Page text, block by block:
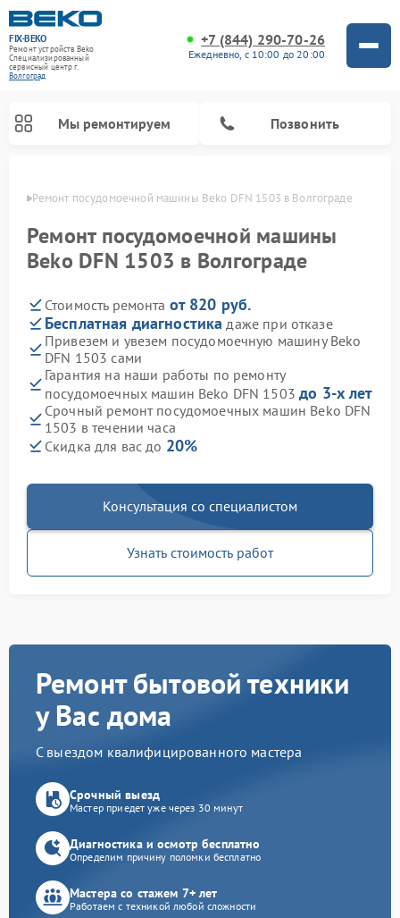
FIX-BEKO
Ремонт устройств Beko
Специализированный
cервисный центр г.
Волгоград
+7 (844) 290-70-26
Ежедневно, с 10:00 до 20:00
Мы ремонтируем Позвонить
Ремонт посудомоечной машины Beko DFN 1503 в Волгограде
Ремонт посудомоечной машины
Beko DFN 1503 в Волгограде
Стоимость ремонта от 820 руб.
Бесплатная диагностика даже при отказе
Привезем и увезем посудомоечную машину Beko
DFN 1503 сами
Гарантия на наши работы по ремонту
посудомоечных машин Beko DFN 1503до 3-х лет
Срочный ремонт посудомоечных машин Beko DFN
1503 в течении часа
Скидка для вас до 20%
Консультация со специалистом
Узнать стоимость работ
Ремонт бытовой техники
у Вас дома
С выездом квалифицированного мастера
Срочный выезд
Мастер приедет уже через 30 минут
Диагностика и осмотр бесплатно
Определим причину поломки бесплатно
Мастера со стажем 7+ лет
Работаем с техникой любой сложности